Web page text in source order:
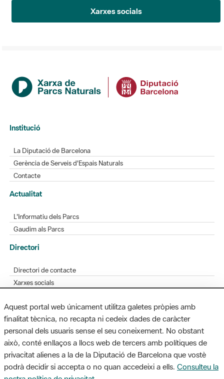
Xarxes socials
Institució
La Diputació de Barcelona
Gerència de Serveis d'Espais Naturals
Contacte
Actualitat
L'Informatiu dels Parcs
Gaudim als Parcs
Directori
Directori de contacte
Xarxes socials
Bústia de suggeriments
Opineu sobre els parcs
MAPA WEB AVÍS LEGAL ACCESSIBILITAT
Aquest portal web únicament utilitza galetes pròpies amb
finalitat tècnica, no recapta ni cedeix dades de caràcter
personal dels usuaris sense el seu coneixement. No obstant
això, conté enllaços a llocs web de tercers amb polítiques de
privacitat alienes a la de la Diputació de Barcelona que vostè
podrà decidir si accepta o no quan accedeixi a ells. Consulteu la